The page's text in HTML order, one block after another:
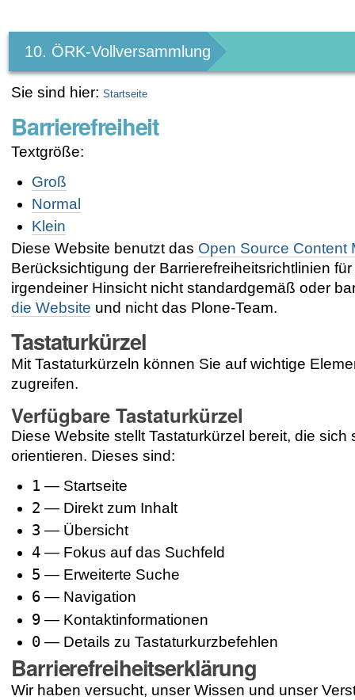
Werkzeuge
10. ÖRK-Vollversammlung
Sie sind hier: Startseite
Barrierefreiheit
Textgröße:
Groß
Normal
Klein
Diese Website benutzt das Open Source Content
Berücksichtigung der Barrierefreiheitsrichtlinien
irgendeiner Hinsicht nicht standardgemäß oder
die Website und nicht das Plone-Team.
Tastaturkürzel
Mit Tastaturkürzeln können Sie auf wichtige
zugreifen.
Verfügbare Tastaturkürzel
Diese Website stellt Tastaturkürzel bereit, die
orientieren. Dieses sind:
1— Startseite
2 — Direkt zum Inhalt
3 — Übersicht
4— Fokus auf das Suchfeld
5 — Erweiterte Suche
6— Navigation
9— Kontaktinformationen
0— Details zu Tastaturkurzbefehlen
Barrierefreiheitserklärung
Wir haben versucht, unser Wissen und unser